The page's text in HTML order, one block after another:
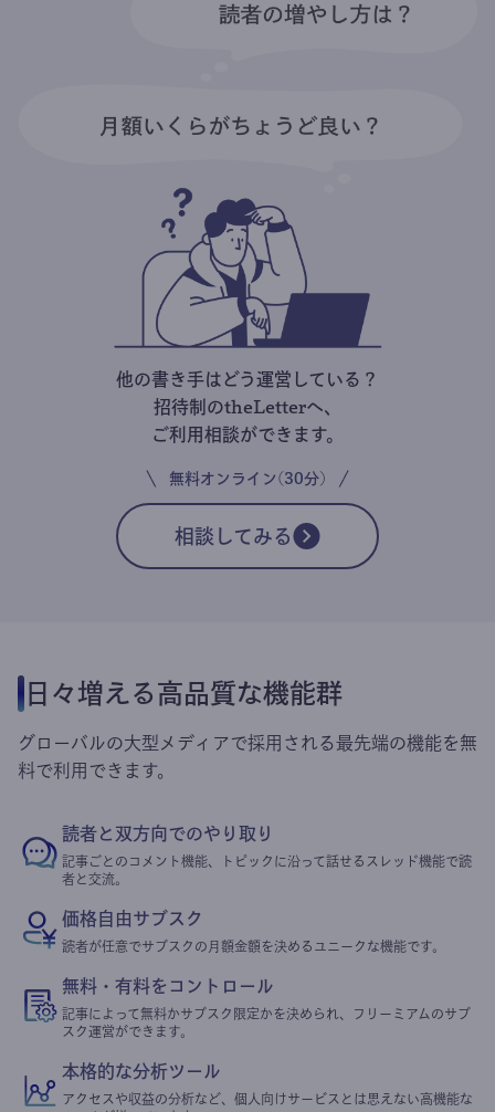
他の書き手はどう運営している？
招待制のtheLetterへ、
ご利用相談ができます。
無料オンライン(30分)
相談してみる
日々増える高品質な機能群
グローバルの大型メディアで採用される最先端の機能を無
料で利用できます。
読者と双方向でのやり取り
記事ごとのコメント機能、トピックに沿って話せるスレッド機能で読
者と交流。
価格自由サブスク
読者が任意でサブスクの月額金額を決めるユニークな機能です。
無料・有料をコントロール
記事によって無料かサブスク限定かを決められ、フリーミアムのサブ
スク運営ができます。
本格的な分析ツール
アクセスや収益の分析など、個人向けサービスとは思えない高機能な